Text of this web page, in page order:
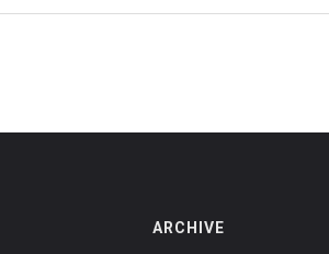
čtenářům pochopit, jak se chránit a co
ARCHIVE